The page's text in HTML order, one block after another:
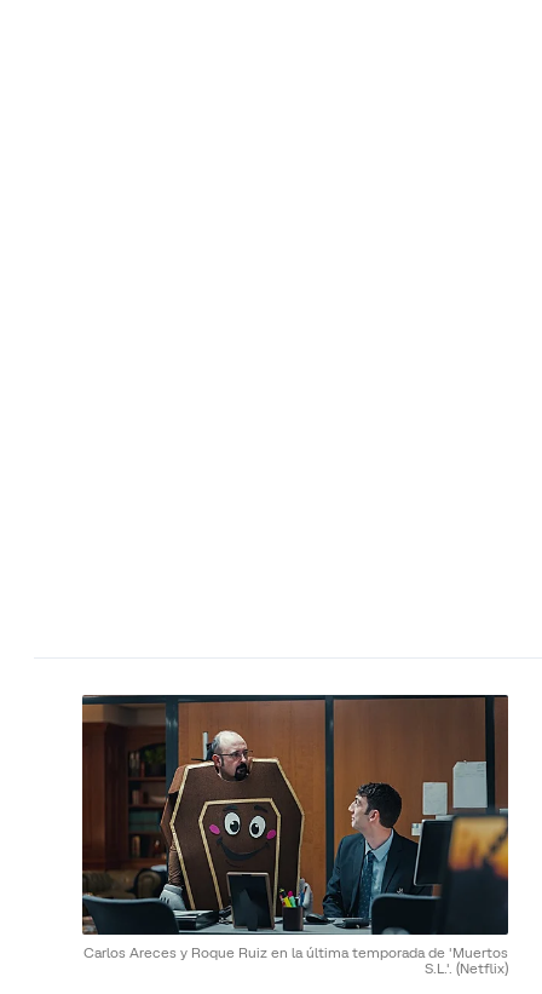
Carlos Areces y Roque Ruiz en la última temporada de 'Muertos
S.L.'. (Netflix)